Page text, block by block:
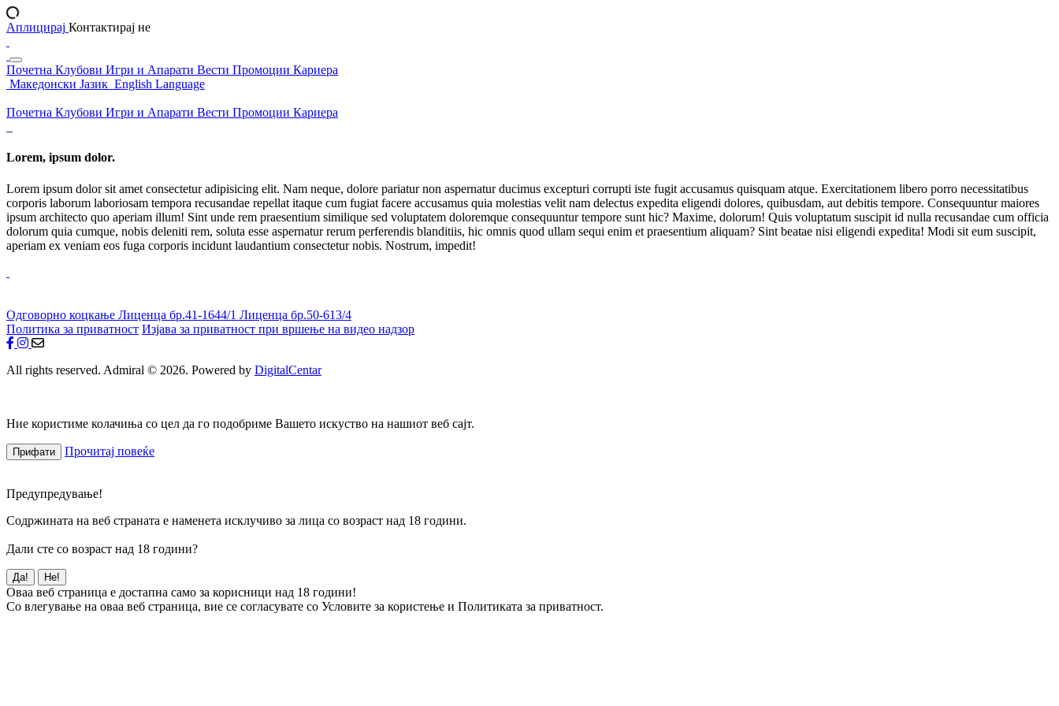
Аплицирај Контактирај не
Почетна Клубови Игри и Апарати Вести Промоции Кариера
Македонски Јазик English Language
Почетна Клубови Игри и Апарати Вести Промоции Кариера
Lorem, ipsum dolor.
Lorem ipsum dolor sit amet consectetur adipisicing elit. Nam neque, dolore pariatur non aspernatur ducimus excepturi corrupti iste fugit accusamus quisquam atque. Exercitationem libero porro necessitatibus
corporis laborum laboriosam tempora recusandae repellat itaque cum fugiat facere accusamus quia molestias velit nam delectus expedita eligendi dolores, quibusdam, aut debitis tempore. Consequuntur maiores
ipsum architecto quo aperiam illum! Sint unde rem praesentium similique sed voluptatem doloremque consequuntur tempore sunt hic? Maxime, dolorum! Quis voluptatum suscipit id nulla recusandae cum officia
dolorum quia cumque, nobis deleniti rem, soluta esse aspernatur rerum perferendis blanditiis, hic omnis quod ullam sequi enim et praesentium aliquam? Sint beatae nisi eligendi expedita! Modi sit eum suscipit,
aperiam ex veniam eos fuga corporis incidunt laudantium consectetur nobis. Nostrum, impedit!
Одговорно коцкање Лиценца бр.41-1644/1 Лиценца бр.50-613/4
Политика за приватност Изјава за приватност при вршење на видео надзор
All rights reserved. Admiral © 2026. Powered by DigitalCentar
Ние користиме колачиња со цел да го подобриме Вашето искуство на нашиот веб сајт.
Прифати Прочитај повеќе
Предупредување!
Содржината на веб страната е наменета исклучиво за лица со возраст над 18 години.
Дали сте со возраст над 18 години?
Да! Не!
Оваа веб страница е достапна само за корисници над 18 години!
Со влегување на оваа веб страница, вие се согласувате со Условите за користење и Политиката за приватност.